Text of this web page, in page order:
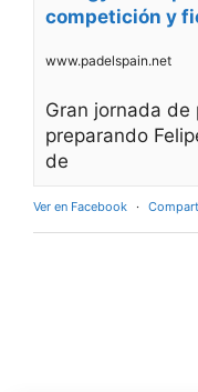
Rafa
Tour
Unidos